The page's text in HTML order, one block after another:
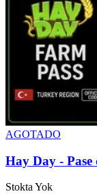
AGOTADO
Hay Day -
Stokta Yok